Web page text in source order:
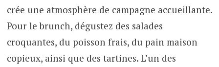
crée une atmosphère de campagne accueillante.
Pour le brunch, dégustez des salades
croquantes, du poisson frais, du pain maison
copieux, ainsi que des tartines. L’un des